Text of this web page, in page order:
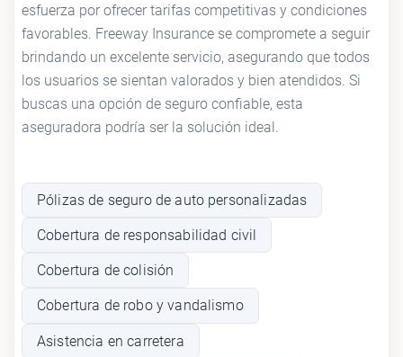
esfuerza por ofrecer tarifas competitivas y condiciones
favorables. Freeway Insurance se compromete a seguir
brindando un excelente servicio, asegurando que todos
los usuarios se sientan valorados y bien atendidos. Si
buscas una opción de seguro confiable, esta
aseguradora podría ser la solución ideal.
Pólizas de seguro de auto personalizadas
Cobertura de responsabilidad civil
Cobertura de colisión
Cobertura de robo y vandalismo
Asistencia en carretera